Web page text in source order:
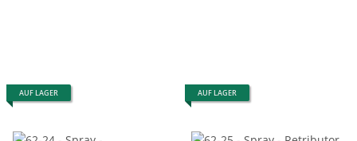
AUF LAGER AUF LAGER